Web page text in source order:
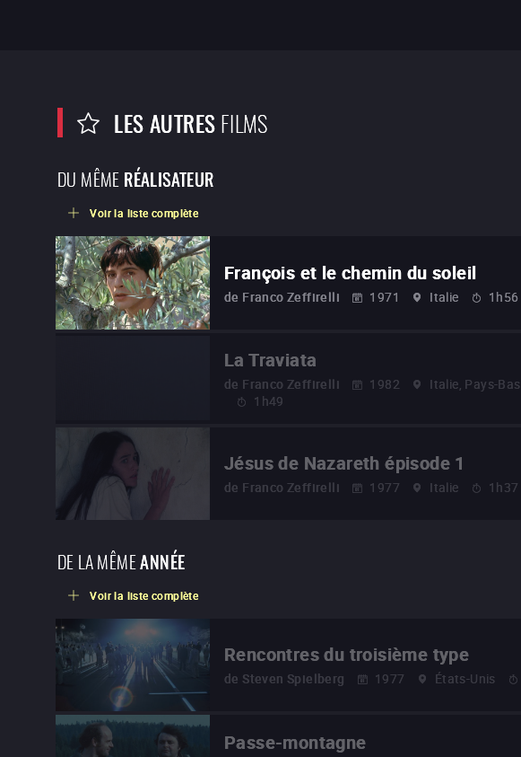
LES AUTRESFILMS
DU MÊMERÉALISATEUR
Voir la liste complète
François et le chemin du soleil
de Franco Zeffirelli 1971 Italie 1h56
La Traviata
de Franco Zeffirelli 1982
Italie, Pays-Bas
1h49
Jésus de Nazareth épisode 1
de Franco Zeffirelli 1977 Italie 1h37
DE LA MÊMEANNÉE
Voir la liste complète
Rencontres du troisième type
de Steven Spielberg 1977 États-Unis
Passe-montagne